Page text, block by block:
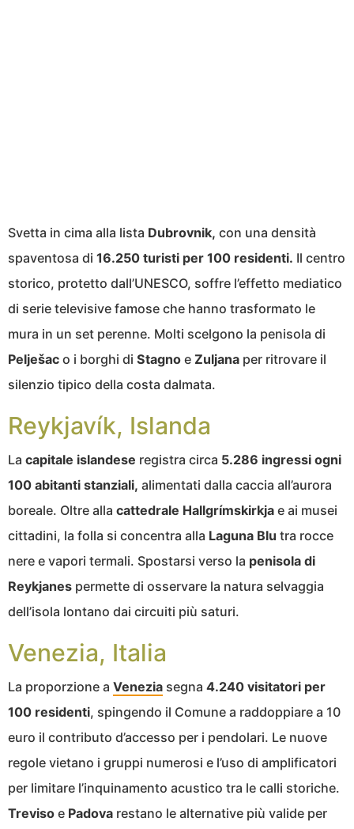
Svetta in cima alla lista Dubrovnik, con una densità
spaventosa di 16.250 turisti per 100 residenti. Il centro
storico, protetto dall’UNESCO, soffre l’effetto mediatico
di serie televisive famose che hanno trasformato le
mura in un set perenne. Molti scelgono la penisola di
Pelješac o i borghi di Stagno e Zuljana per ritrovare il
silenzio tipico della costa dalmata.
Reykjavík, Islanda
La capitale islandese registra circa 5.286 ingressi ogni
100 abitanti stanziali, alimentati dalla caccia all’aurora
boreale. Oltre alla cattedrale Hallgrímskirkja e ai musei
cittadini, la folla si concentra alla Laguna Blu tra rocce
nere e vapori termali. Spostarsi verso la penisola di
Reykjanes permette di osservare la natura selvaggia
dell’isola lontano dai circuiti più saturi.
Venezia, Italia
La proporzione a Venezia segna 4.240 visitatori per
100 residenti, spingendo il Comune a raddoppiare a 10
euro il contributo d’accesso per i pendolari. Le nuove
regole vietano i gruppi numerosi e l’uso di amplificatori
per limitare l’inquinamento acustico tra le calli storiche.
Treviso e Padova restano le alternative più valide per